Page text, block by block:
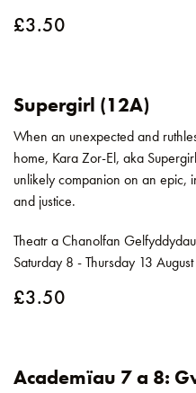
£3.50
Supergirl (12A)
When an unexpected and
home, Kara Zor-El, aka
unlikely companion on an epic,
and justice.
Theatr a Chanolfan
Saturday 8 - Thursday 13
£3.50
Academïau 7 a 8: